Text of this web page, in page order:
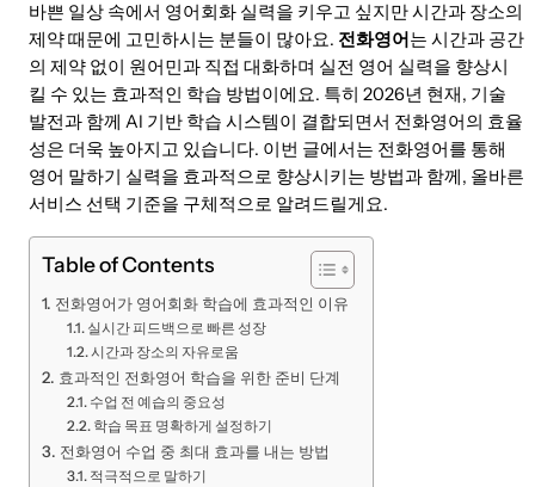
바쁜 일상 속에서 영어회화 실력을 키우고 싶지만 시간과 장소의
제약 때문에 고민하시는 분들이 많아요. 전화영어 는 시간과 공간
의 제약 없이 원어민과 직접 대화하며 실전 영어 실력을 향상시
킬 수 있는 효과적인 학습 방법이에요. 특히 2026년 현재, 기술
발전과 함께 AI 기반 학습 시스템이 결합되면서 전화영어의 효율
성은 더욱 높아지고 있습니다. 이번 글에서는 전화영어를 통해
영어 말하기 실력을 효과적으로 향상시키는 방법과 함께, 올바른
서비스 선택 기준을 구체적으로 알려드릴게요.
Table of Contents
전화영어가 영어회화 학습에 효과적인 이유
실시간 피드백으로 빠른 성장
시간과 장소의 자유로움
효과적인 전화영어 학습을 위한 준비 단계
수업 전 예습의 중요성
학습 목표 명확하게 설정하기
전화영어 수업 중 최대 효과를 내는 방법
적극적으로 말하기